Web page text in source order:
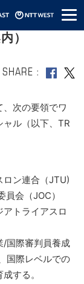
メ
ニ
ャル
）
SHARE
次の要領でワ
ャル（以下、TR
ロン連合（JTU)
会（JOC）
トライアスロ
/国際審判員養成
国際レベルでの
する。